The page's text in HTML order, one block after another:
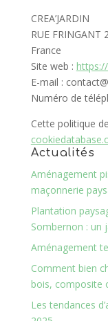
CREA’JARDIN
RUE FRINGANT
France
Site web :
E-mail : contact@
Numéro de
Cette politique
Actualités
Aménagement
maçonnerie
Plantation
Sombernon : un
Aménagement
Comment bien
bois, composite
Les tendances